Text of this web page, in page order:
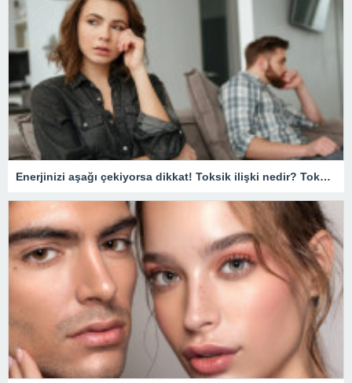
Enerjinizi aşağı çekiyorsa dikkat! Toksik ilişki nedir? Toksik ilişki nasıl anlaşılır, düzelir mi?